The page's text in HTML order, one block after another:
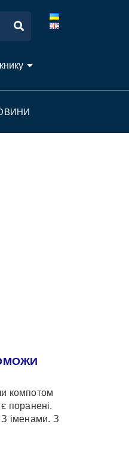
компотом
поранені.
іменами. З